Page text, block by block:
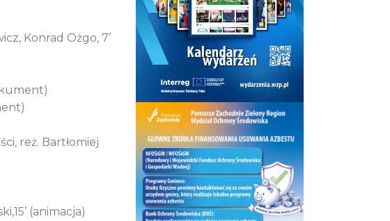
Konrad Ożgo, 7’
reż. Bartłomiej
(animacja)